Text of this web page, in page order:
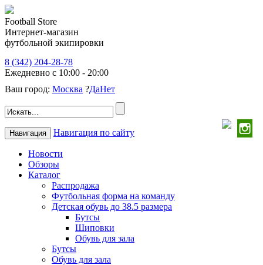
Football Store
Интернет-магазин
футбольной экипировки
8 (342) 204-28-78
Ежедневно с 10:00 - 20:00
Ваш город: Москва ?ДаНет
Навигация Навигация по сайту
Новости
Обзоры
Каталог
Распродажа
Футбольная форма на команду
Детская обувь до 38.5 размера
Бутсы
Шиповки
Обувь для зала
Бутсы
Обувь для зала